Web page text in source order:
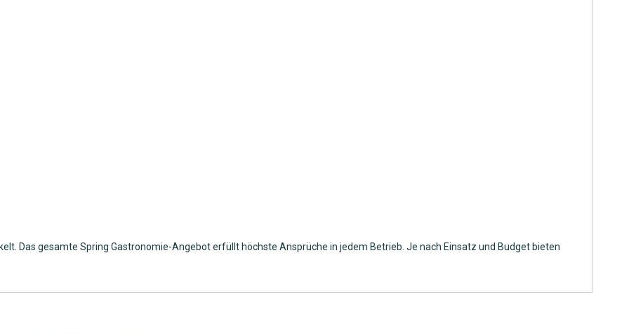
Das gesamte Spring Gastronomie-Angebot erfüllt höchste Ansprüche in jedem Betrieb. Je nach Einsatz und Budget bieten